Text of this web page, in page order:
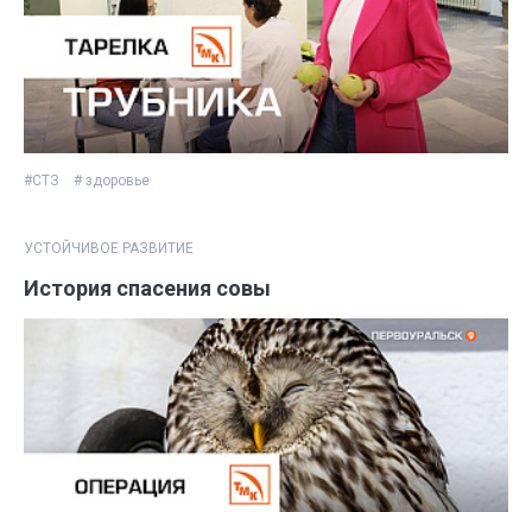
#СТЗ # здоровье
УСТОЙЧИВОЕ РАЗВИТИЕ
История спасения совы